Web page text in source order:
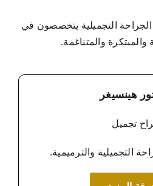
التجميلية يتخصصون في
والمبتكرة والمتناغمة.
هينسيغر
تجميل
التجميلية والترميمية.